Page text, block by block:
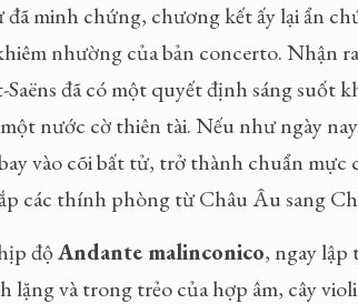
minh chứng, chương kết ấy lại ẩn
nhường của bản concerto. Nhận
Saëns đã có một quyết định sáng
nước cờ thiên tài. Nếu như ngày
vào cõi bất tử, trở thành chuẩn mực
các thính phòng từ Châu Âu sang
độAndante malinconico, ngay lập
lặng và trong trẻo của hợp âm, cây